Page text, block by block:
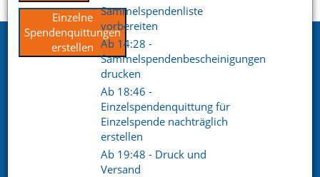
Einzelne
Spendenquittungen
erstellen
Sammelspendenliste
vorbereiten
Ab 14:28 -
Sammelspendenbescheinigungen
drucken
Ab 18:46 -
Einzelspendenquittung für
Einzelspende nachträglich
erstellen
Ab 19:48 - Druck und
Versand
Netxp GmbH
Öttinger Straße 11
84307 Eggenfelden
Telefon. +49 (0) 8721 / 50648-89
info@netxp-verein.de